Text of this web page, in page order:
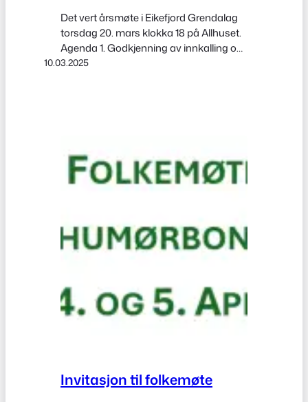
Det vert årsmøte i Eikefjord Grendalag
torsdag 20. mars klokka 18 på Allhuset.
Agenda 1. Godkjenning av innkalling og
sakliste 2. Val av møteleiar 3. Val av
10.03.2025
Invitasjon til folkemøte